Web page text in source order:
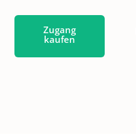
Zugang
kaufen